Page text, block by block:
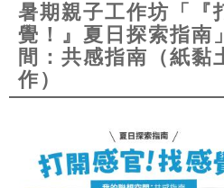
暑期親子工作坊「『
覺！』夏日探索指
間：共感指南（紙黏
作）